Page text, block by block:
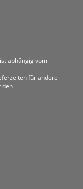
abhängig vom
für andere
den